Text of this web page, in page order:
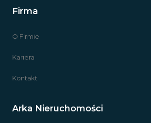
Firma
O Firmie
Kariera
Kontakt
Arka Nieruchomości